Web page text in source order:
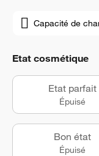
Capacité de
Etat cosmétique
Etat parfait
Épuisé
Bon état
Épuisé